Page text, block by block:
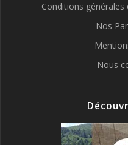
Conditions
Nos
Nous